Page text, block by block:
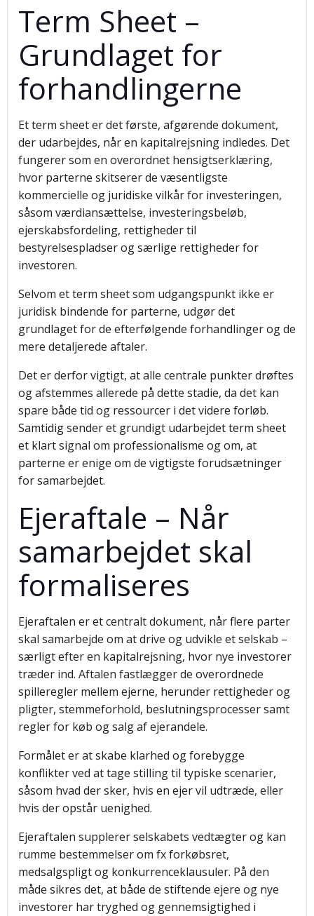
Term Sheet –
Grundlaget for
forhandlingerne
Et term sheet er det første, afgørende dokument,
der udarbejdes, når en kapitalrejsning indledes. Det
fungerer som en overordnet hensigtserklæring,
hvor parterne skitserer de væsentligste
kommercielle og juridiske vilkår for investeringen,
såsom værdiansættelse, investeringsbeløb,
ejerskabsfordeling, rettigheder til
bestyrelsespladser og særlige rettigheder for
investoren.
Selvom et term sheet som udgangspunkt ikke er
juridisk bindende for parterne, udgør det
grundlaget for de efterfølgende forhandlinger og de
mere detaljerede aftaler.
Det er derfor vigtigt, at alle centrale punkter drøftes
og afstemmes allerede på dette stadie, da det kan
spare både tid og ressourcer i det videre forløb.
Samtidig sender et grundigt udarbejdet term sheet
et klart signal om professionalisme og om, at
parterne er enige om de vigtigste forudsætninger
for samarbejdet.
Ejeraftale – Når
samarbejdet skal
formaliseres
Ejeraftalen er et centralt dokument, når flere parter
skal samarbejde om at drive og udvikle et selskab –
særligt efter en kapitalrejsning, hvor nye investorer
træder ind. Aftalen fastlægger de overordnede
spilleregler mellem ejerne, herunder rettigheder og
pligter, stemmeforhold, beslutningsprocesser samt
regler for køb og salg af ejerandele.
Formålet er at skabe klarhed og forebygge
konflikter ved at tage stilling til typiske scenarier,
såsom hvad der sker, hvis en ejer vil udtræde, eller
hvis der opstår uenighed.
Ejeraftalen supplerer selskabets vedtægter og kan
rumme bestemmelser om fx forkøbsret,
medsalgspligt og konkurrenceklausuler. På den
måde sikres det, at både de stiftende ejere og nye
investorer har tryghed og gennemsigtighed i